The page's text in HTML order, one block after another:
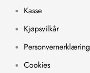
Kasse
Kjøpsvilkår
Personvernerklæring
Cookies